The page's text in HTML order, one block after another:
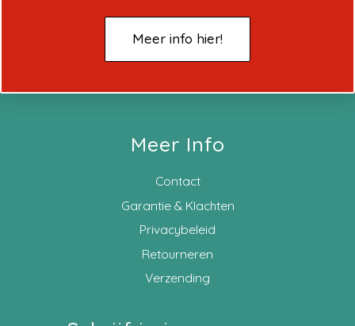
Meer info hier!
Meer Info
Contact
Garantie & Klachten
Privacybeleid
Retourneren
Verzending